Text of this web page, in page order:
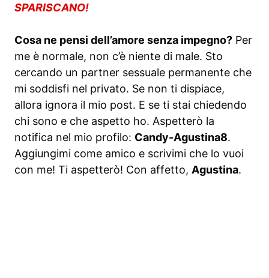
SPARISCANO!
Cosa ne pensi dell’amore senza impegno? Per
me è normale, non c’è niente di male. Sto
cercando un partner sessuale permanente che
mi soddisfi nel privato. Se non ti dispiace,
allora ignora il mio post. E se ti stai chiedendo
chi sono e che aspetto ho. Aspetterò la
notifica nel mio profilo: Candy-Agustina8.
Aggiungimi come amico e scrivimi che lo vuoi
con me! Ti aspetterò! Con affetto, Agustina.